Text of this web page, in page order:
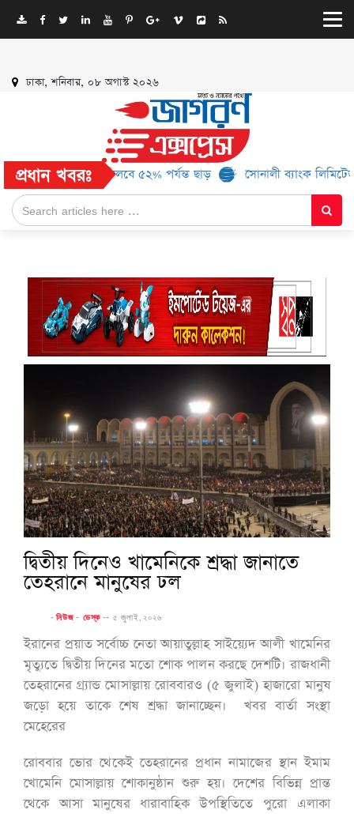
ঢাকা, শনিবার, ০৮ অগাস্ট ২০২৬
প্রধান খবরঃ
১৬ ব্র্যান্ড, মিলবে ৫২% পর্যন্ত ছাড় সোনালী ব্যাংক লিমিটেড-এর
দ্বিতীয় দিনেও খামেনিকে শ্রদ্ধা জানাতে
তেহরানে মানুষের ঢল
-নিউজ - ডেস্ক -- ৫ জুলাই, ২০২৬
ইরানের প্রয়াত সর্বোচ্চ নেতা আয়াতুল্লাহ সাইয়্যেদ আলী খামেনির
মৃত্যুতে দ্বিতীয় দিনের মতো শোক পালন করছে দেশটি। রাজধানী
তেহরানের গ্র্যান্ড মোসাল্লায় রোববারও (৫ জুলাই) হাজারো মানুষ
জড়ো হয়ে তাকে শেষ শ্রদ্ধা জানাচ্ছেন। খবর বার্তা সংস্থা
মেহেরের
রোববার ভোর থেকেই তেহরানের প্রধান নামাজের স্থান ইমাম
খোমেনি মোসাল্লায় শোকানুষ্ঠান শুরু হয়। দেশের বিভিন্ন প্রান্ত
থেকে আসা মানুষের ধারাবাহিক উপস্থিতিতে পুরো এলাকা